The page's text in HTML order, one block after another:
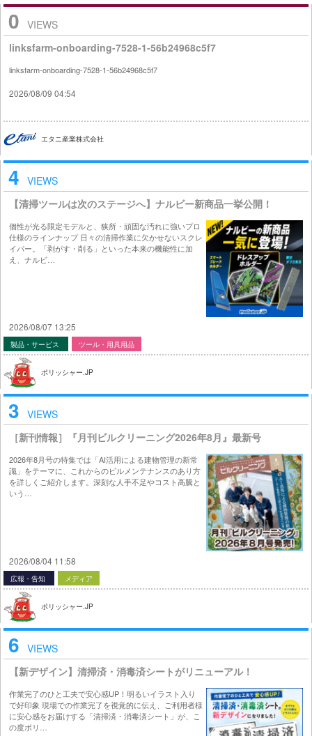
0 VIEWS
linksfarm-onboarding-7528-1-56b24968c5f7
linksfarm-onboarding-7528-1-56b24968c5f7
2026/08/09 04:54
エタニ産業株式会社
4 VIEWS
【清掃ツールは次のステージへ】ナルビー新商品一挙公開！
個性が光る限定モデルと、狭所・頑固な汚れに強いプロ
仕様のラインナップ 日々の清掃作業に欠かせないスクレ
イパー。「剥がす・削る」といった本来の機能性に加
え、ナルビ…
2026/08/07 13:25
製品・サービス ツール・用具用品
ポリッシャー.JP
3 VIEWS
［新刊情報］『月刊ビルクリーニング2026年8月』最新号
2026年8月号の特集では「AI活用による建物管理の新常
識」をテーマに、これからのビルメンテナンスのあり方
を詳しくご紹介します。深刻な人手不足やコスト高騰と
いう…
2026/08/04 11:58
広報・告知 メディア
ポリッシャー.JP
6 VIEWS
【新デザイン】清掃済・消毒済シートがリニューアル！
作業完了のひと工夫で安心感UP！明るいイラスト入り
で好印象 現場での作業完了を視覚的に伝え、ご利用者様
に安心感をお届けする「清掃済・消毒済シート」が、こ
の度ポリ…